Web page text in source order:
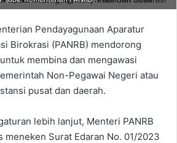
Pendayagunaan Aparatur
Birokrasi (PANRB) mendorong
membina dan mengawasi
Non-Pegawai Negeri atau
pusat dan daerah.
lebih lanjut, Menteri PANRB
meneken Surat Edaran No. 01/2023